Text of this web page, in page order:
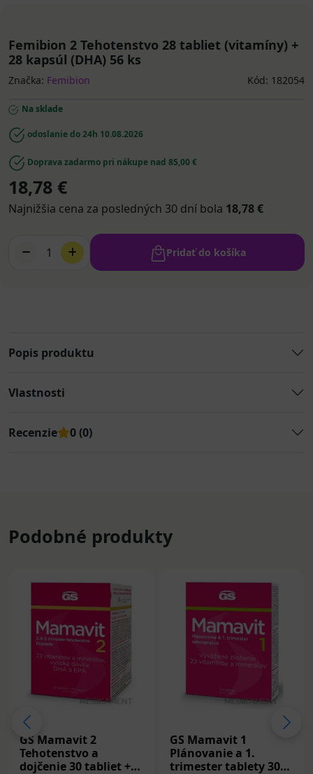
Femibion 2 Tehotenstvo 28 tabliet (vitamíny) +
28 kapsúl (DHA) 56 ks
Značka: Femibion Kód: 182054
Na sklade
odoslanie do 24h 10.08.2026
Doprava zadarmo pri nákupe nad 85,00 €
18,78 €
Najnižšia cena za posledných 30 dní bola 18,78 €
1 Pridať do košíka
Popis produktu
Vlastnosti
Recenzie 0 (0)
Podobné produkty
GS Mamavit 2
Tehotenstvo a
dojčenie 30 tabliet +
GS Mamavit 1
Plánovanie a 1.
trimester tablety 30